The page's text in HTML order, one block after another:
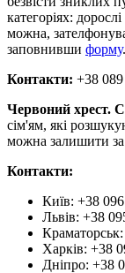
категоріях:
можна,
заповнивши форму.
Контакти: +38
Червоний хрест.
сім'ям, які
можна залишити за
Контакти:
Київ: +38
Львів: +38
Харків: +38
Дніпро: +38